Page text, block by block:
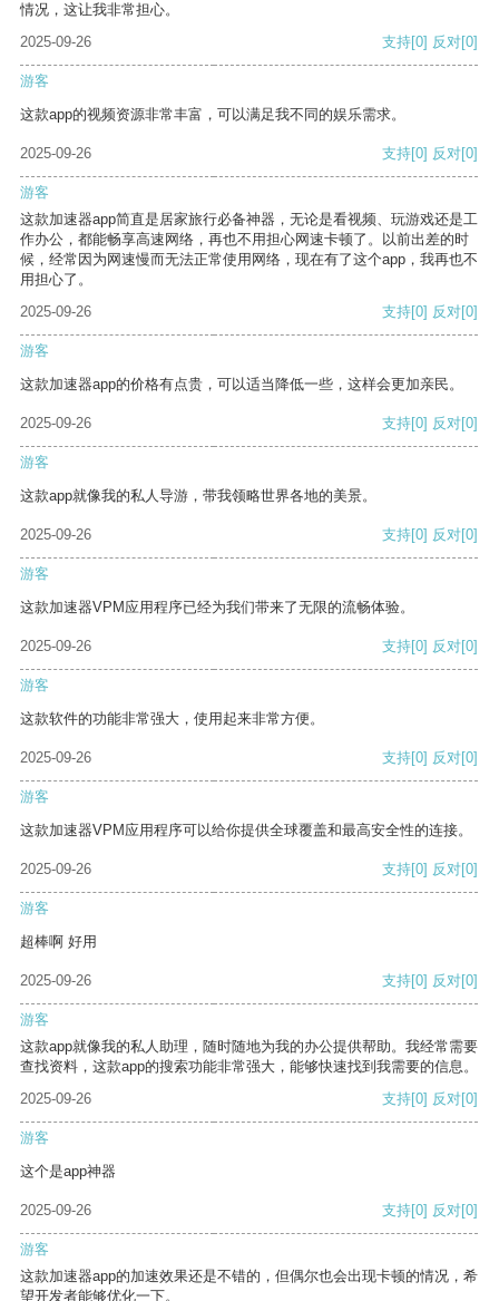
情况，这让我非常担心。
2025-09-26
支持[0] 反对[0]
游客
这款app的视频资源非常丰富，可以满足我不同的娱乐需求。
2025-09-26 支持[0] 反对[0]
游客
这款加速器app简直是居家旅行必备神器，无论是看视频、玩游戏还是工
作办公，都能畅享高速网络，再也不用担心网速卡顿了。以前出差的时
候，经常因为网速慢而无法正常使用网络，现在有了这个app，我再也不
用担心了。
2025-09-26
支持[0] 反对[0]
游客
这款加速器app的价格有点贵，可以适当降低一些，这样会更加亲民。
2025-09-26 支持[0] 反对[0]
游客
这款app就像我的私人导游，带我领略世界各地的美景。
2025-09-26 支持[0] 反对[0]
游客
这款加速器VPM应用程序已经为我们带来了无限的流畅体验。
2025-09-26 支持[0] 反对[0]
游客
这款软件的功能非常强大，使用起来非常方便。
2025-09-26 支持[0] 反对[0]
游客
这款加速器VPM应用程序可以给你提供全球覆盖和最高安全性的连接。
2025-09-26 支持[0] 反对[0]
游客
超棒啊 好用
2025-09-26 支持[0] 反对[0]
游客
这款app就像我的私人助理，随时随地为我的办公提供帮助。我经常需要
查找资料，这款app的搜索功能非常强大，能够快速找到我需要的信息。
2025-09-26
支持[0] 反对[0]
游客
这个是app神器
2025-09-26 支持[0] 反对[0]
游客
这款加速器app的加速效果还是不错的，但偶尔也会出现卡顿的情况，希
望开发者能够优化一下。